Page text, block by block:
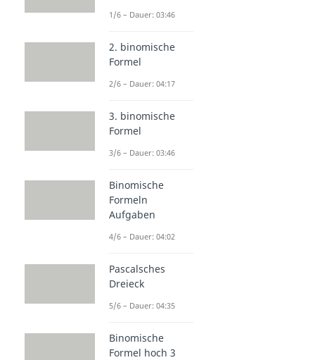
1/6 – Dauer: 03:46
2. binomische
Formel
2/6 – Dauer: 04:17
3. binomische
Formel
3/6 – Dauer: 03:46
Binomische
Formeln
Aufgaben
4/6 – Dauer: 04:02
Pascalsches
Dreieck
5/6 – Dauer: 04:35
Binomische
Formel hoch 3